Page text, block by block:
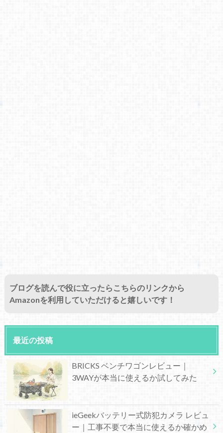
ブログを読んで役に立ったらこちらのリンクから
Amazonを利用していただけると嬉しいです！
最近の投稿
BRICKS ベンチワゴンレビュー｜
3WAYが本当に使えるか試してみた
ieGeekバッテリー式防犯カメラ レビュ
ー｜工事不要で本当に使えるか確かめ